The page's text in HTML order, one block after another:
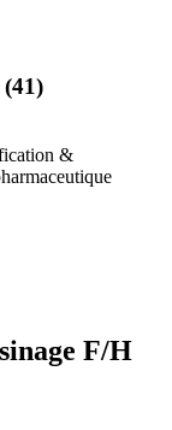
&
F/H